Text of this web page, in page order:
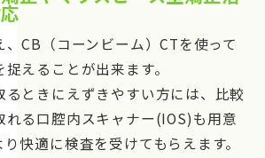
CB（コーンビーム）CTを使って
えることが出来ます。
るときにえずきやすい方には、比較
れる口腔内スキャナー(IOS)も用意
快適に検査を受けてもらえます。